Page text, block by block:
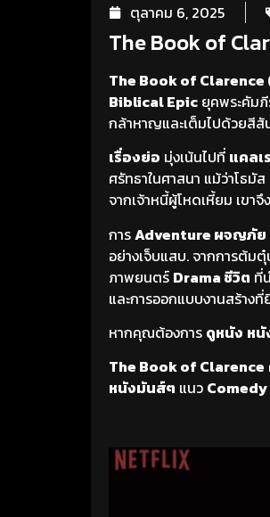
ตุลาคม 6, 2025
The Book of
The Book of Clarence
Biblical Epic ยุคพระคัมภี
กล้าหาญและเต็มไปด้วยสีสั
เรื่องย่อ มุ่งเน้นไปที่ แคลเ
ศรัทธาในศาสนา แม้ว่าโธมั
จากเจ้าหนี้ผู้โหดเหี้ยม เขา
การAdventure ผจญภัย
อย่างเจ็บแสบ. จากการต้ม
ภาพยนตร์ Drama ชีวิต ที่
และการออกแบบงานสร้าง
หากคุณต้องการ ดูหนัง หนั
The Book of Clarence
หนังมันส์ๆ แนว